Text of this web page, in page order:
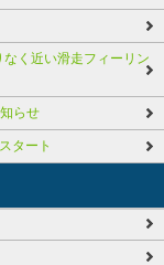
く近い滑走フィーリン
らせ
タート